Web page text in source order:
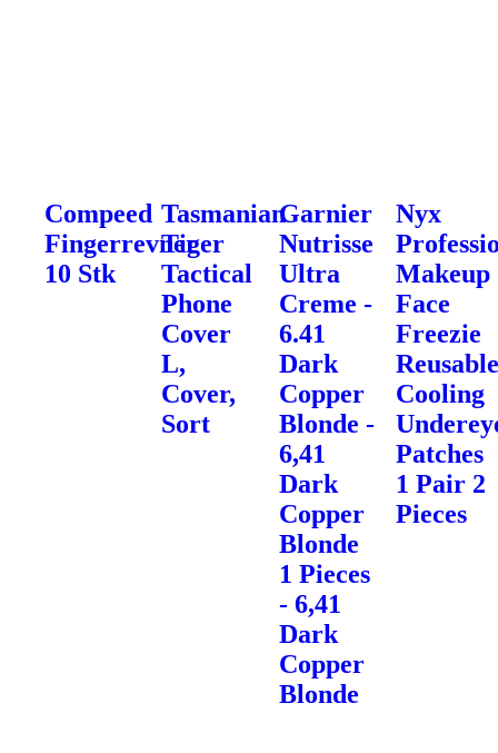
Compeed
Fingerrevner
10 Stk
Tasmanian
Tiger
Tactical
Phone
Cover
L,
Cover,
Sort
Garnier
Nutrisse
Ultra
Creme -
6.41
Dark
Copper
Blonde -
6,41
Dark
Copper
Blonde
1 Pieces
- 6,41
Dark
Copper
Blonde
Nyx
Makeup
Face
Freezie
Cooling
Patches
1 Pair 2
Pieces